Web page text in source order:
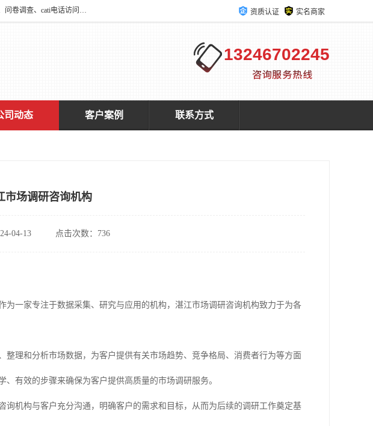
深圳大宋咨询有限公司2016年于深圳市宝安区新安街道海旺社区成立。主要经营：市场信息咨询、大数据调研、、在线调研、问卷调查、cati电话访问、神秘顾客调查、广告效果评估、消费者调查、大数据采集分析等，从事广告业务、国内贸易、数据采集、数据处理；公共文明测评。 资质认证 实名商家
13246702245
司动态 客户案例 联系方式
市场调研咨询机构
04-13 点击次数：736
一家专注于数据采集、研究与应用的机构，湛江市场调研咨询机构致力于为各
理和分析市场数据，为客户提供有关市场趋势、竞争格局、消费者行为等方面
有效的步骤来确保为客户提供高质量的市场调研服务。
机构与客户充分沟通，明确客户的需求和目标，从而为后续的调研工作奠定基